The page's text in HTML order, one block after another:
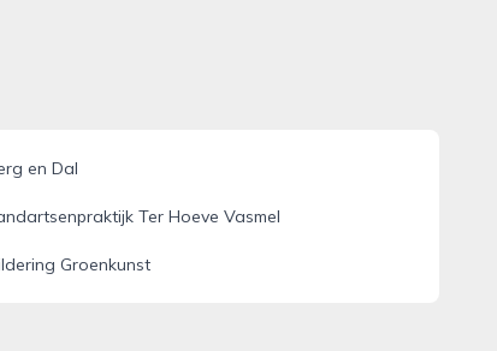
en Dal
Ter Hoeve Vasmel
Groenkunst